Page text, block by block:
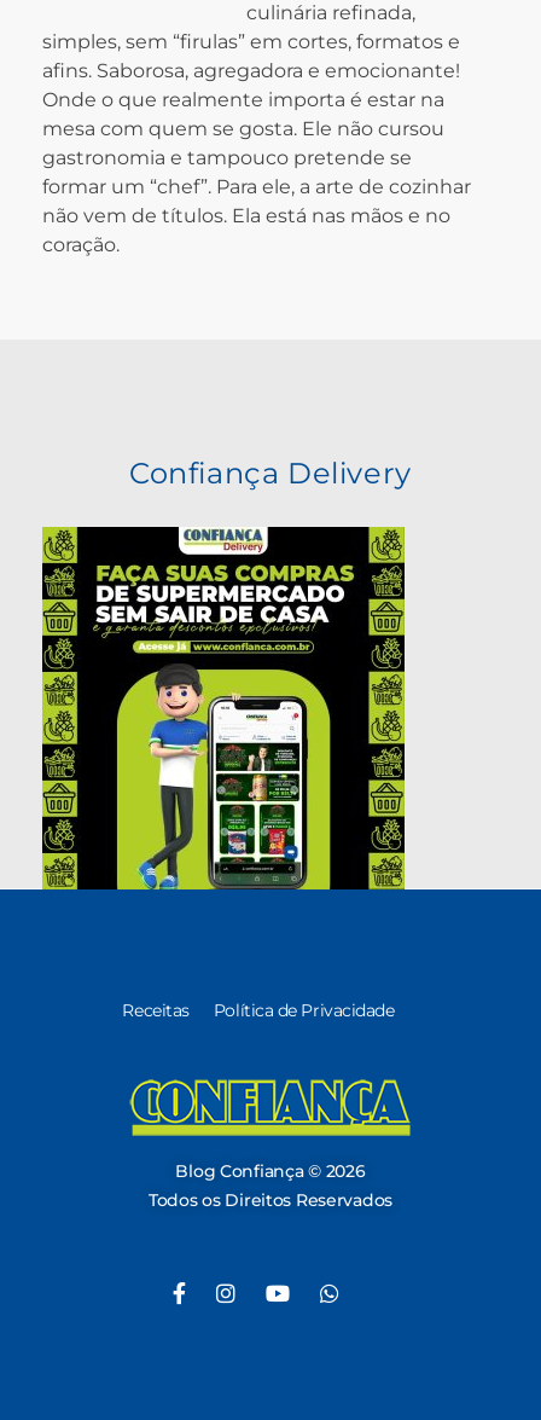
culinária refinada,
simples, sem “firulas” em cortes, formatos e
afins. Saborosa, agregadora e emocionante!
Onde o que realmente importa é estar na
mesa com quem se gosta. Ele não cursou
gastronomia e tampouco pretende se
formar um “chef”. Para ele, a arte de cozinhar
não vem de títulos. Ela está nas mãos e no
coração.
Confiança Delivery
Receitas Política de Privacidade
Blog Confiança © 2026
Todos os Direitos Reservados